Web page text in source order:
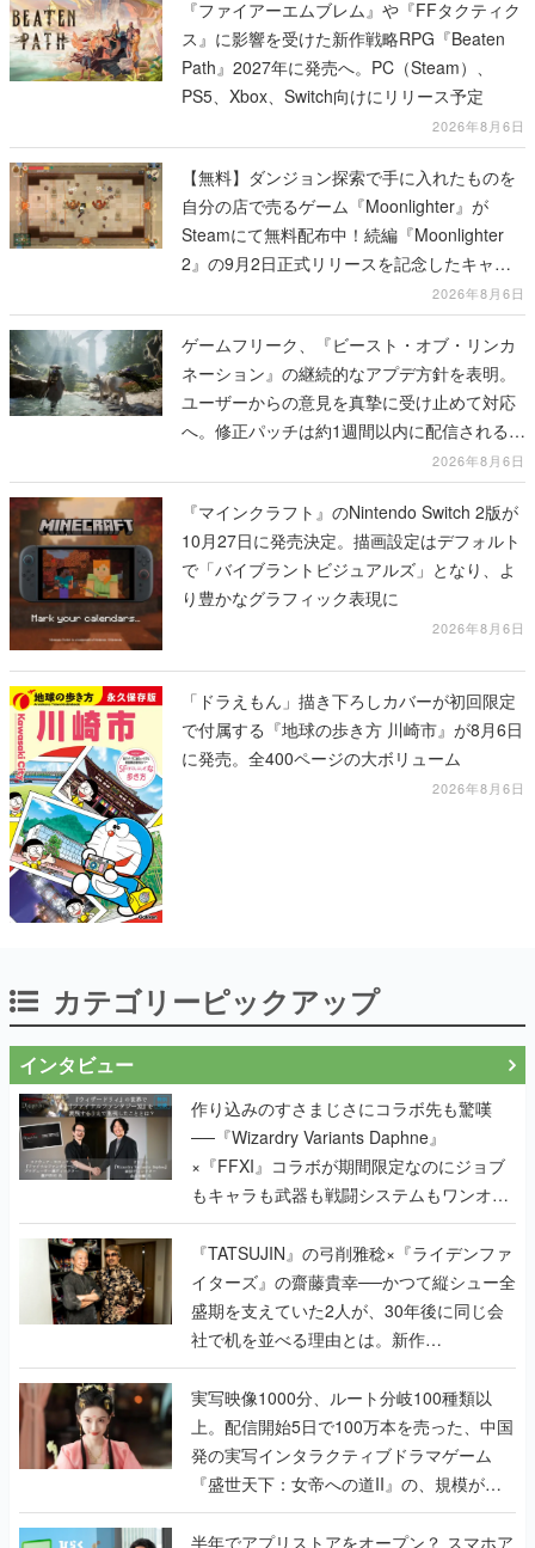
『ファイアーエムブレム』や『FFタクティク
ス』に影響を受けた新作戦略RPG『Beaten
Path』2027年に発売へ。PC（Steam）、
PS5、Xbox、Switch向けにリリース予定
2026年8月6日
【無料】ダンジョン探索で手に入れたものを
自分の店で売るゲーム『Moonlighter』が
Steamにて無料配布中！続編『Moonlighter
2』の9月2日正式リリースを記念したキャン
2026年8月6日
ゲームフリーク、『ビースト・オブ・リンカ
ネーション』の継続的なアプデ方針を表明。
ユーザーからの意見を真摯に受け止めて対応
へ。修正パッチは約1週間以内に配信される予
2026年8月6日
『マインクラフト』のNintendo Switch 2版が
10月27日に発売決定。描画設定はデフォルト
で「バイブラントビジュアルズ」となり、よ
り豊かなグラフィック表現に
2026年8月6日
「ドラえもん」描き下ろしカバーが初回限定
で付属する『地球の歩き方 川崎市』が8月6日
に発売。全400ページの大ボリューム
2026年8月6日
カテゴリーピックアップ
インタビュー
作り込みのすさまじさにコラボ先も驚嘆
──『Wizardry Variants Daphne』
×『FFXI』コラボが期間限定なのにジョブ
もキャラも武器も戦闘システムもワンオフ
で作り込まれた理由を両ディレクターに聞
く
『TATSUJIN』の弓削雅稔×『ライデンファ
イターズ』の齋藤貴幸──かつて縦シュー全
盛期を支えていた2人が、30年後に同じ会
社で机を並べる理由とは。新作
『TATSUJIN EXTREME』で初タッグを組
んだレジェンド2人に訊く開発秘話
実写映像1000分、ルート分岐100種類以
上。配信開始5日で100万本を売った、中国
発の実写インタラクティブドラマゲーム
『盛世天下：女帝への道II』の、規模が違
うこだわりをプロデューサーに聞いた
半年でアプリストアをオープン？ スマホア